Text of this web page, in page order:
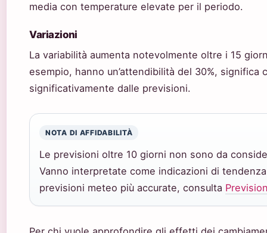
media con temperature elevate per il periodo.
Variazioni
La variabilità aumenta notevolmente oltre i 15
esempio, hanno un’attendibilità del 30%, significa
significativamente dalle previsioni.
NOTA DI AFFIDABILITÀ
Le previsioni oltre 10 giorni non sono da
Vanno interpretate come indicazioni di
previsioni meteo più accurate, consulta